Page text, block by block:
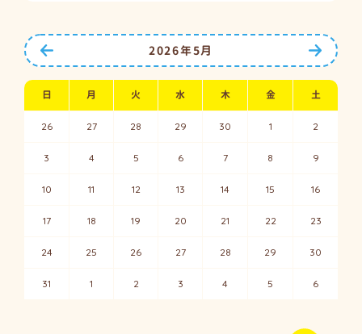
次の月
2026年5月
日 月 火 水 木 金 土
26 27 28 29 30 1 2
3 4 5 6 7 8 9
10 11 12 13 14 15 16
17 18 19 20 21 22 23
24 25 26 27 28 29 30
31 1 2 3 4 5 6